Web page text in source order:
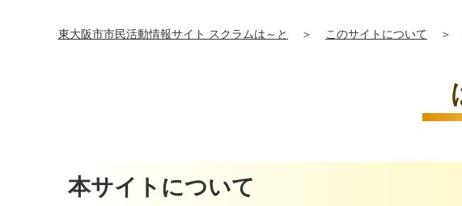
東大阪市市民活動情報サイト スクラムは～と ＞ このサイトについて ＞
本サイトについて